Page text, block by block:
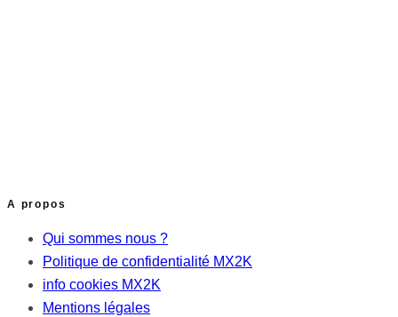
A propos
Qui sommes nous ?
Politique de confidentialité MX2K
info cookies MX2K
Mentions légales